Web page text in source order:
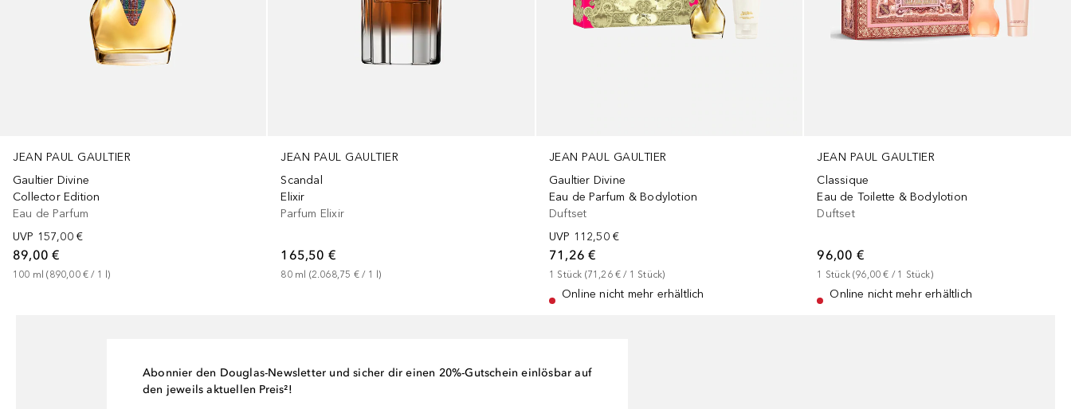
JEAN PAUL GAULTIER
Gaultier Divine
Collector Edition
Eau de Parfum
UVP 157,00 €
89,00 €
100 ml (890,00 € / 1 l)
JEAN PAUL GAULTIER
Scandal
Elixir
Parfum Elixir
165,50 €
80 ml (2.068,75 € / 1 l)
JEAN PAUL GAULTIER
Gaultier Divine
Eau de Parfum & Bodylotion
Duftset
UVP 112,50 €
71,26 €
1 Stück (71,26 € / 1 Stück)
Online nicht mehr erhältlich
JEAN PAUL GAULTIER
Classique
Eau de Toilette & Bodylotion
Duftset
96,00 €
1 Stück (96,00 € / 1 Stück)
Online nicht mehr erhältlich
Abonnier den Douglas-Newsletter und sicher dir einen 20%-Gutschein einlösbar auf
den jeweils aktuellen Preis²!